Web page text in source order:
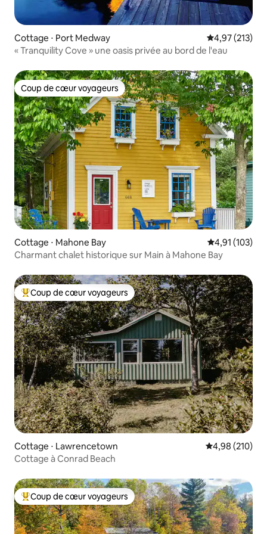
Cottage ⋅ Port Medway Évaluation
4,97 (213)
« Tranquility Cove » une oasis privée au bord de l'eau
Coup de cœur voyageurs
Coup de cœur voyageurs
Cottage ⋅ Mahone Bay Évaluation
4,91 (103)
Charmant chalet historique sur Main à Mahone Bay
Coups de cœur voyageurs les plus appréciés
Coup de cœur voyageurs
Cottage ⋅ Lawrencetown Évaluation
4,98 (210)
Cottage à Conrad Beach
Coups de cœur voyageurs les plus appréciés
Coup de cœur voyageurs